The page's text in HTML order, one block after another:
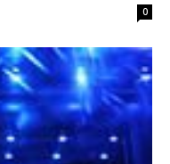
0